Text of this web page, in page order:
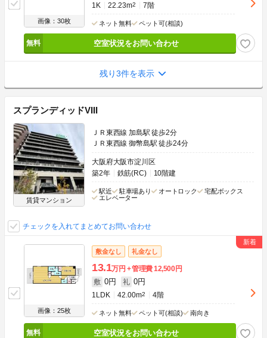
画像：30枚
1K 22.23m2 7階
ネット無料 ペット可(相談)
空室状況をお問い合わせ
残り3件を表示
スプランディッドVIII
賃貸マンション
ＪＲ東西線 加島駅 徒歩2分
ＪＲ東西線 御幣島駅 徒歩24分
大阪府大阪市淀川区
築2年
鉄筋(RC) 10階建
駅近 駐車場あり オートロック
宅配ボックス
エレベーター
チェックを入れてまとめてお問い合わせ
画像：25枚
敷金なし 礼金なし
13.1万円 管理費12,500円
敷 0円 礼 0円
1LDK 42.00m2 4階
ネット無料 ペット可(相談) 南向き
空室状況をお問い合わせ